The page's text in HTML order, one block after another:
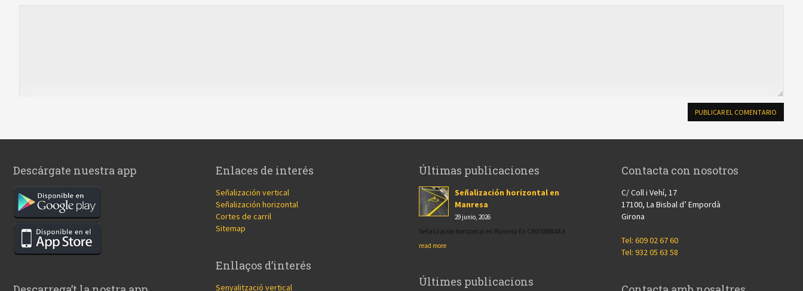
Descárgate nuestra app Enlaces de interés
Señalización vertical
Señalización horizontal
Cortes de carril
Sitemap
Enllaços d’interés
Senyalització vertical
Últimas publicaciones
Señalización horizontal en
Manresa
29 junio, 2026
Señalización horizontal en Manresa En CROSSBASA h
read more
Últimes publicacions
Contacta con nosotros
C/ Coll i Vehí, 17
17100, La Bisbal d’ Empordà
Girona
Tel: 609 02 67 60
Tel: 932 05 63 58